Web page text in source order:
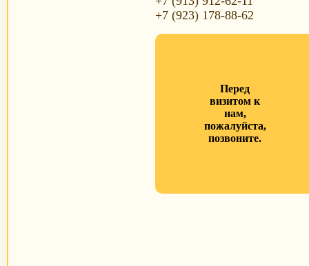
+7 (923) 178-88-62
Перед
визитом к
нам,
пожалуйста,
позвоните.